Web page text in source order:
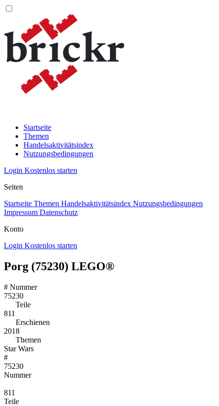
Startseite
Themen
Handelsaktivitätsindex
Nutzungsbedingungen
Login Kostenlos starten
Seiten
Startseite Themen Handelsaktivitätsindex Nutzungsbedingungen
Impressum Datenschutz
Konto
Login Kostenlos starten
Porg (75230) LEGO®
# Nummer
75230
Teile
811
Erschienen
2018
Themen
Star Wars
#
75230
Nummer
811
Teile